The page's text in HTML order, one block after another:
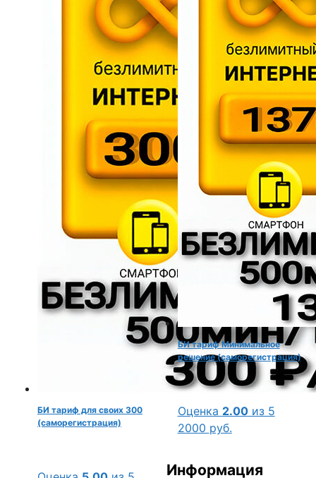
БИ тариф для своих 300
(саморегистрация)
БИ тариф Минимальное
решение (саморегистрация)
Оценка 2.00из 5
2000 руб.
Информация